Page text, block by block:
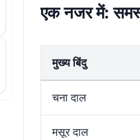
एक नजर में:
मुख्य बिंदु
चना दाल
मसूर दाल